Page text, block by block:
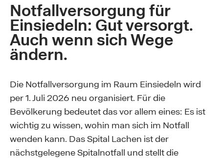
Notfallversorgung für
Einsiedeln: Gut versorgt.
Auch wenn sich Wege
ändern.
Die Notfallversorgung im Raum Einsiedeln wird
per 1. Juli 2026 neu organisiert. Für die
Bevölkerung bedeutet das vor allem eines: Es ist
wichtig zu wissen, wohin man sich im Notfall
wenden kann. Das Spital Lachen ist der
nächstgelegene Spitalnotfall und stellt die